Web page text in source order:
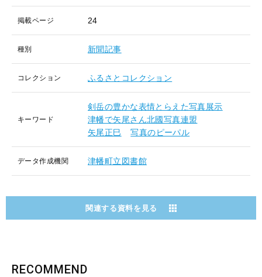
掲載ページ 24
種別 新聞記事
コレクション ふるさとコレクション
キーワード
剣岳の豊かな表情とらえた写真展示
津幡で矢尾さん北國写真連盟
矢尾正巳
写真のピーパル
データ作成機関 津幡町立図書館
関連する資料を見る
RECOMMEND